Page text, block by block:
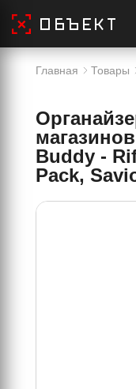
Главная Товары
Buddy -
Pack,